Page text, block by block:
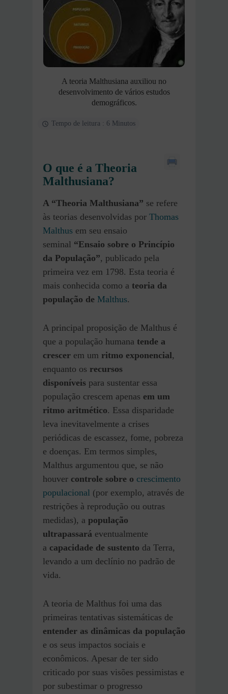
A teoria Malthusiana auxiliou no
desenvolvimento de vários estudos
demográficos.
Tempo de leitura : 6 Minutos
O que é a Theoria
Malthusiana?
A “Theoria Malthusiana” se refere
às teorias desenvolvidas por Thomas
Malthus em seu ensaio
seminal “Ensaio sobre o Princípio
da População”, publicado pela
primeira vez em 1798. Esta teoria é
mais conhecida como a teoria da
população de Malthus.
A principal proposição de Malthus é
que a população humana tende a
crescer em um ritmo exponencial,
enquanto os recursos
disponíveis para sustentar essa
população crescem apenas em um
ritmo aritmético. Essa disparidade
leva inevitavelmente a crises
periódicas de escassez, fome, pobreza
e doenças. Em termos simples,
Malthus argumentou que, se não
houver controle sobre o crescimento
populacional (por exemplo, através de
restrições à reprodução ou outras
medidas), a população
ultrapassará eventualmente
a capacidade de sustento da Terra,
levando a um declínio no padrão de
vida.
A teoria de Malthus foi uma das
primeiras tentativas sistemáticas de
entender as dinâmicas da população
e os seus impactos sociais e
econômicos. Apesar de ter sido
criticado por suas visões pessimistas e
por subestimar o progresso